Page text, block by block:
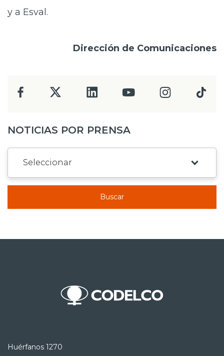
y a Esval.
Dirección de Comunicaciones
NOTICIAS POR PRENSA
Buscar
Huérfanos 1270